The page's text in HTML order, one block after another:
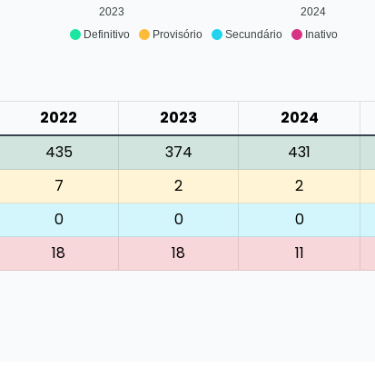
Definitivo Provisório Secundário Inativo
2023 2024
2022 2023 2024
435 374 431
7 2 2
0 0 0
18 18 11